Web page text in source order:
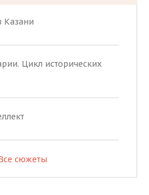
Казани
Цикл исторических
сюжеты